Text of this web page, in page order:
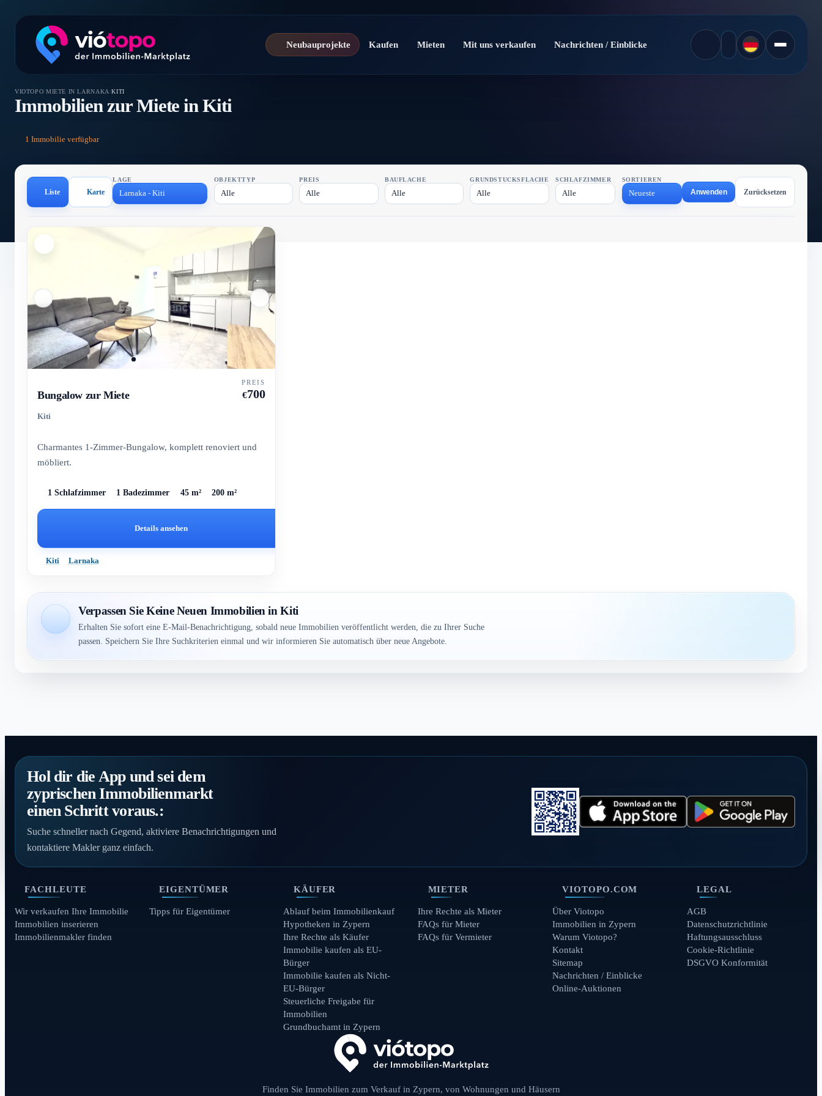
Neubauprojekte Kaufen Mieten Mit uns verkaufen Nachrichten / Einblicke
VIOTOPO/ MIETE IN LARNAKA/KITI
Immobilien zur Miete in Kiti
1 Immobilie verfügbar
Liste Karte
LAGE
Larnaka - Kiti
OBJEKTTYP
Alle
PREIS
Alle
BAUFLÄCHE
Alle
GRUNDSTÜCKSFLÄCHE
Alle
SCHLAFZIMMER
Alle
SORTIEREN
Neueste Anwenden Zurücksetzen
Bungalow zur Miete
Kiti
PREIS
€700
Charmantes 1-Zimmer-Bungalow, komplett renoviert und
möbliert.
1 Schlafzimmer 1 Badezimmer 45 m² 200 m²
Details ansehen
Kiti Larnaka
Verpassen Sie Keine Neuen Immobilien in Kiti
Erhalten Sie sofort eine E-Mail-Benachrichtigung, sobald neue Immobilien veröffentlicht werden, die zu Ihrer Suche
passen. Speichern Sie Ihre Suchkriterien einmal und wir informieren Sie automatisch über neue Angebote.
Hol dir die App und sei dem
zyprischen Immobilienmarkt
einen Schritt voraus.:
Suche schneller nach Gegend, aktiviere Benachrichtigungen und
kontaktiere Makler ganz einfach.
FACHLEUTE
Wir verkaufen Ihre Immobilie
Immobilien inserieren
Immobilienmakler finden
EIGENTÜMER
Tipps für Eigentümer
KÄUFER
Ablauf beim Immobilienkauf
Hypotheken in Zypern
Ihre Rechte als Käufer
Immobilie kaufen als EU-
Bürger
Immobilie kaufen als Nicht-
EU-Bürger
Steuerliche Freigabe für
Immobilien
Grundbuchamt in Zypern
MIETER
Ihre Rechte als Mieter
FAQs für Mieter
FAQs für Vermieter
VIOTOPO.COM
Über Viotopo
Immobilien in Zypern
Warum Viotopo?
Kontakt
Sitemap
Nachrichten / Einblicke
Online-Auktionen
LEGAL
AGB
Datenschutzrichtlinie
Haftungsausschluss
Cookie-Richtlinie
DSGVO Konformität
Finden Sie Immobilien zum Verkauf in Zypern, von Wohnungen und Häusern